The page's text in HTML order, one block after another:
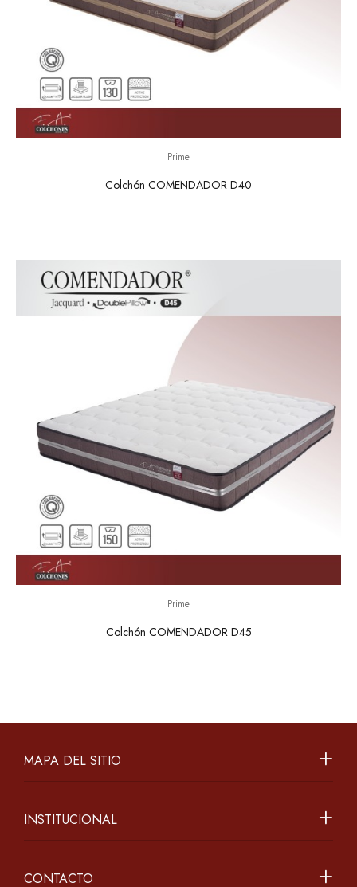
Prime
Colchón COMENDADOR D40
Prime
Colchón COMENDADOR D45
MAPA DEL SITIO
INSTITUCIONAL
CONTACTO